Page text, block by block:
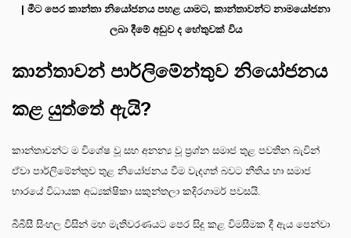
| මීට පෙර කාන්තා නියෝජනය පහළ යාමට, කාන්තාවන්ට නාමයෝජනා
ලබා දීමේ අඩුව ද හේතුවක් විය
කාන්තාවන් පාර්ලිමේන්තුව නියෝජනය
කළ යුත්තේ ඇයි?
කාන්තාවන්ට ම විශේෂ වූ සහ අනන්‍ය වූ ප්‍රශ්න සමාජ තුළ පවතින බැවින්
ඒවා පාර්ලිමේන්තුව තුළ නියෝජනය වීම වැදගත් බවට නීතිය හා සමාජ
භාරයේ විධායක අධ්‍යක්ෂිකා සකුන්තලා කදිරගාමර් පවසයි.
බීබීසී සිංහල විසින් මහ මැතිවරණයට පෙර සිදු කළ විමසීමක දී ඇය පෙන්වා